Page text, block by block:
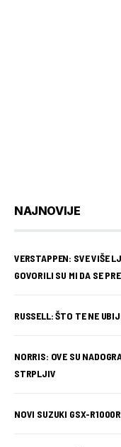
NAJNOVIJE
VERSTAPPEN: SVE VIŠE
GOVORILI SU MI DA SE
RUSSELL: ŠTO TE NE
NORRIS: OVE SU
STRPLJIV
NOVI SUZUKI GSX-